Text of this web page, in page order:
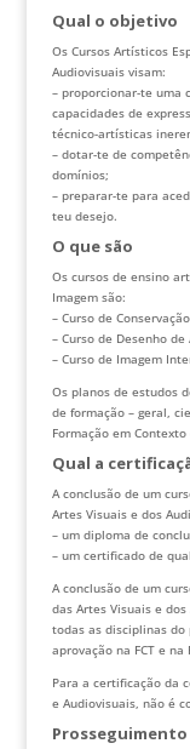
Qual o objetivo
Os Cursos Artísticos
Audiovisuais visam:
– proporcionar-te uma
capacidades de
técnico-artísticas
– dotar-te de
domínios;
– preparar-te para
teu desejo.
O que são
Os cursos de ensino
Imagem são:
– Curso de
– Curso de Desenho
– Curso de Imagem
Os planos de estudos
de formação – geral,
Formação em Contexto
Qual a
A conclusão de um
Artes Visuais e dos
– um diploma de
– um certificado de
A conclusão de um
das Artes Visuais e
todas as disciplinas do
aprovação na FCT e na
Para a certificação da
e Audiovisuais, não é